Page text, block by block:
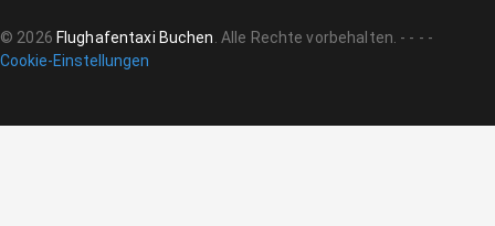
© 2026 Flughafentaxi Buchen. Alle Rechte vorbehalten. - - - -
Cookie-Einstellungen